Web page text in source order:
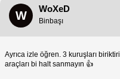
W
WoXeD
Binbaşı
Ayrıca izle öğren. 3 kuruşları
araçları bi halt sanmayın 👍